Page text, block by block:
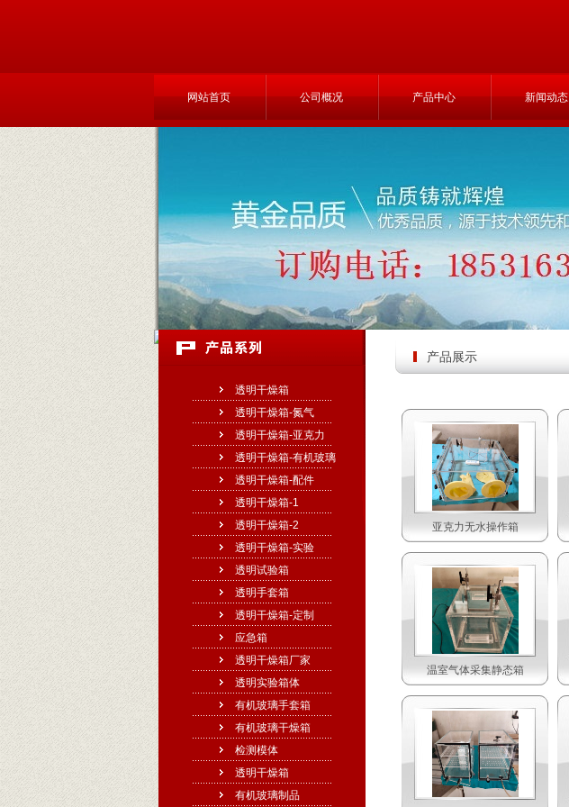
网站首页 公司概况 产品中心 新闻动态
透明干燥箱
透明干燥箱-氮气
透明干燥箱-亚克力
透明干燥箱-有机玻璃
透明干燥箱-配件
透明干燥箱-1
透明干燥箱-2
透明干燥箱-实验
透明试验箱
透明手套箱
透明干燥箱-定制
应急箱
透明干燥箱厂家
透明实验箱体
有机玻璃手套箱
有机玻璃干燥箱
检测模体
透明干燥箱
有机玻璃制品
产品展示
亚克力无水操作箱
温室气体采集静态箱